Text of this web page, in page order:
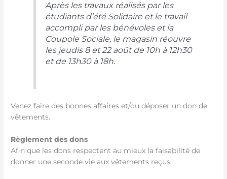
Après les travaux réalisés par les
étudiants d’été Solidaire et le travail
accompli par les bénévoles et la
Coupole Sociale, le magasin réouvre
les jeudis 8 et 22 août de 10h à 12h30
et de 13h30 à 18h.
Venez faire des bonnes affaires et/ou déposer un don de
vêtements.
Règlement des dons
Afin que les dons respectent au mieux la faisabilité de
donner une seconde vie aux vêtements reçus :